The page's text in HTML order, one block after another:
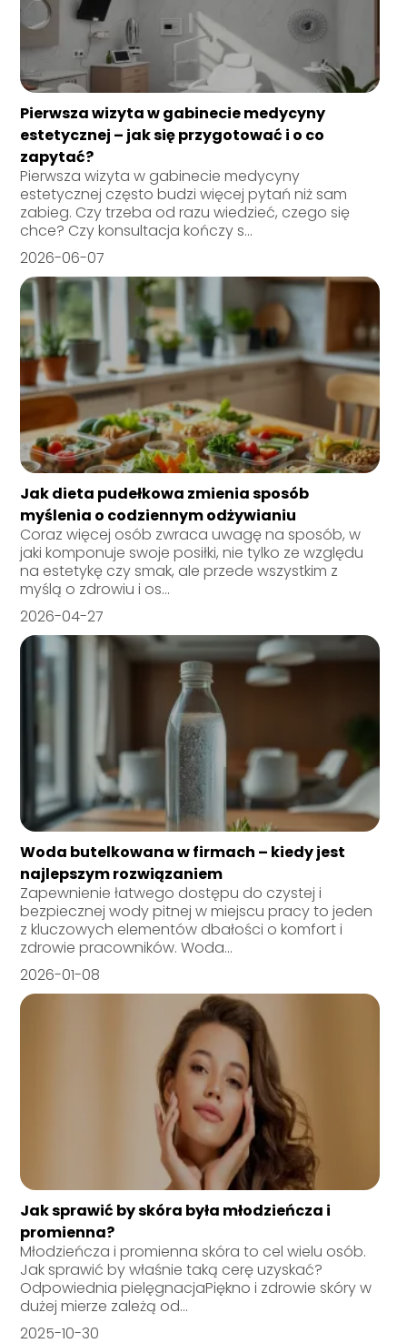
Pierwsza wizyta w gabinecie medycyny
estetycznej – jak się przygotować i o co
zapytać?
Pierwsza wizyta w gabinecie medycyny
estetycznej często budzi więcej pytań niż sam
zabieg. Czy trzeba od razu wiedzieć, czego się
chce? Czy konsultacja kończy s...
2026-06-07
Jak dieta pudełkowa zmienia sposób
myślenia o codziennym odżywianiu
Coraz więcej osób zwraca uwagę na sposób, w
jaki komponuje swoje posiłki, nie tylko ze względu
na estetykę czy smak, ale przede wszystkim z
myślą o zdrowiu i os...
2026-04-27
Woda butelkowana w firmach – kiedy jest
najlepszym rozwiązaniem
Zapewnienie łatwego dostępu do czystej i
bezpiecznej wody pitnej w miejscu pracy to jeden
z kluczowych elementów dbałości o komfort i
zdrowie pracowników. Woda...
2026-01-08
Jak sprawić by skóra była młodzieńcza i
promienna?
Młodzieńcza i promienna skóra to cel wielu osób.
Jak sprawić by właśnie taką cerę uzyskać?
Odpowiednia pielęgnacjaPiękno i zdrowie skóry w
dużej mierze zależą od...
2025-10-30